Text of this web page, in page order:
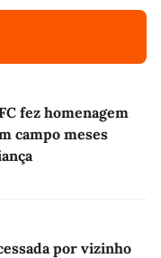
fez homenagem
campo meses
por vizinho